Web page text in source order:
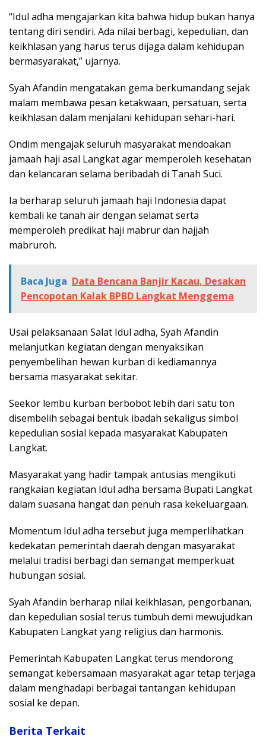
“Idul adha mengajarkan kita bahwa hidup bukan hanya
tentang diri sendiri. Ada nilai berbagi, kepedulian, dan
keikhlasan yang harus terus dijaga dalam kehidupan
bermasyarakat,” ujarnya.
Syah Afandin mengatakan gema berkumandang sejak
malam membawa pesan ketakwaan, persatuan, serta
keikhlasan dalam menjalani kehidupan sehari-hari.
Ondim mengajak seluruh masyarakat mendoakan
jamaah haji asal Langkat agar memperoleh kesehatan
dan kelancaran selama beribadah di Tanah Suci.
Ia berharap seluruh jamaah haji Indonesia dapat
kembali ke tanah air dengan selamat serta
memperoleh predikat haji mabrur dan hajjah
mabruroh.
Baca Juga Data Bencana Banjir Kacau, Desakan
Pencopotan Kalak BPBD Langkat Menggema
Usai pelaksanaan Salat Idul adha, Syah Afandin
melanjutkan kegiatan dengan menyaksikan
penyembelihan hewan kurban di kediamannya
bersama masyarakat sekitar.
Seekor lembu kurban berbobot lebih dari satu ton
disembelih sebagai bentuk ibadah sekaligus simbol
kepedulian sosial kepada masyarakat Kabupaten
Langkat.
Masyarakat yang hadir tampak antusias mengikuti
rangkaian kegiatan Idul adha bersama Bupati Langkat
dalam suasana hangat dan penuh rasa kekeluargaan.
Momentum Idul adha tersebut juga memperlihatkan
kedekatan pemerintah daerah dengan masyarakat
melalui tradisi berbagi dan semangat memperkuat
hubungan sosial.
Syah Afandin berharap nilai keikhlasan, pengorbanan,
dan kepedulian sosial terus tumbuh demi mewujudkan
Kabupaten Langkat yang religius dan harmonis.
Pemerintah Kabupaten Langkat terus mendorong
semangat kebersamaan masyarakat agar tetap terjaga
dalam menghadapi berbagai tantangan kehidupan
sosial ke depan.
Berita Terkait